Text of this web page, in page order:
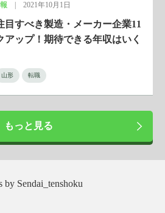
2021年10月1日
目すべき製造・メーカー企業11
アップ！期待できる年収はいく
山形 転職
もっと見る
by Sendai_tenshoku